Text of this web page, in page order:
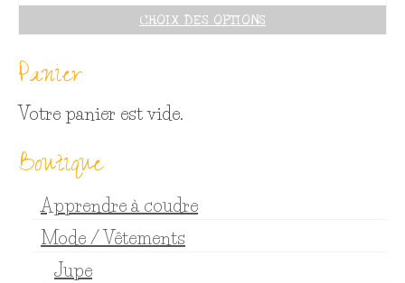
CHOIX DES OPTIONS
Panier
Votre panier est vide.
Boutique
Apprendre à coudre
Mode / Vêtements
Jupe